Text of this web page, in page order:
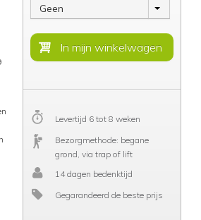
Geen
Levertijd 6 tot 8 weken
Bezorgmethode: begane
grond, via trap of lift
14 dagen bedenktijd
Gegarandeerd de beste prijs